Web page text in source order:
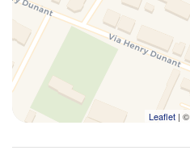
Utensili
Veranda all'aperto
Zona pranzo all'aperto
Leaflet | ©